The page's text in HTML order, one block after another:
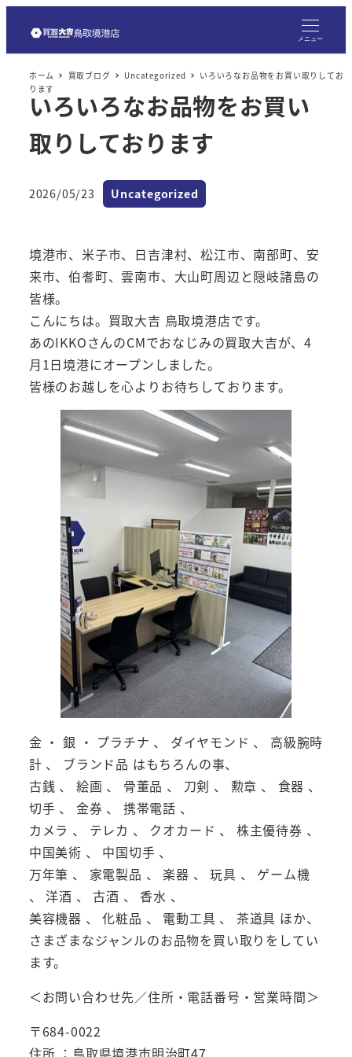
メニュー
ホーム 買取ブログ Uncategorized
いろいろなお品物をお買い取りしてお
ります
いろいろなお品物をお買い
取りしております
投稿日
2026/05/23 カテゴリー
Uncategorized
境港市、米子市、日吉津村、松江市、南部町、安
来市、伯耆町、雲南市、大山町周辺と隠岐諸島の
皆様。
こんにちは。買取大吉 鳥取境港店です。
あのIKKOさんのCMでおなじみの買取大吉が、4
月1日境港にオープンしました。
皆様のお越しを心よりお待ちしております。
金 ・ 銀 ・ プラチナ 、 ダイヤモンド 、 高級腕時
計 、 ブランド品 はもちろんの事、
古銭 、 絵画 、 骨董品 、 刀剣 、 勲章 、 食器 、
切手 、 金券 、 携帯電話 、
カメラ 、 テレカ 、 クオカード 、 株主優待券 、
中国美術 、 中国切手 、
万年筆 、 家電製品 、 楽器 、 玩具 、 ゲーム機
、 洋酒 、 古酒 、 香水 、
美容機器 、 化粧品 、 電動工具 、 茶道具 ほか、
さまざまなジャンルのお品物を買い取りをしてい
ます。
＜お問い合わせ先／住所・電話番号・営業時間＞
〒684-0022
住所 ：鳥取県境港市明治町47